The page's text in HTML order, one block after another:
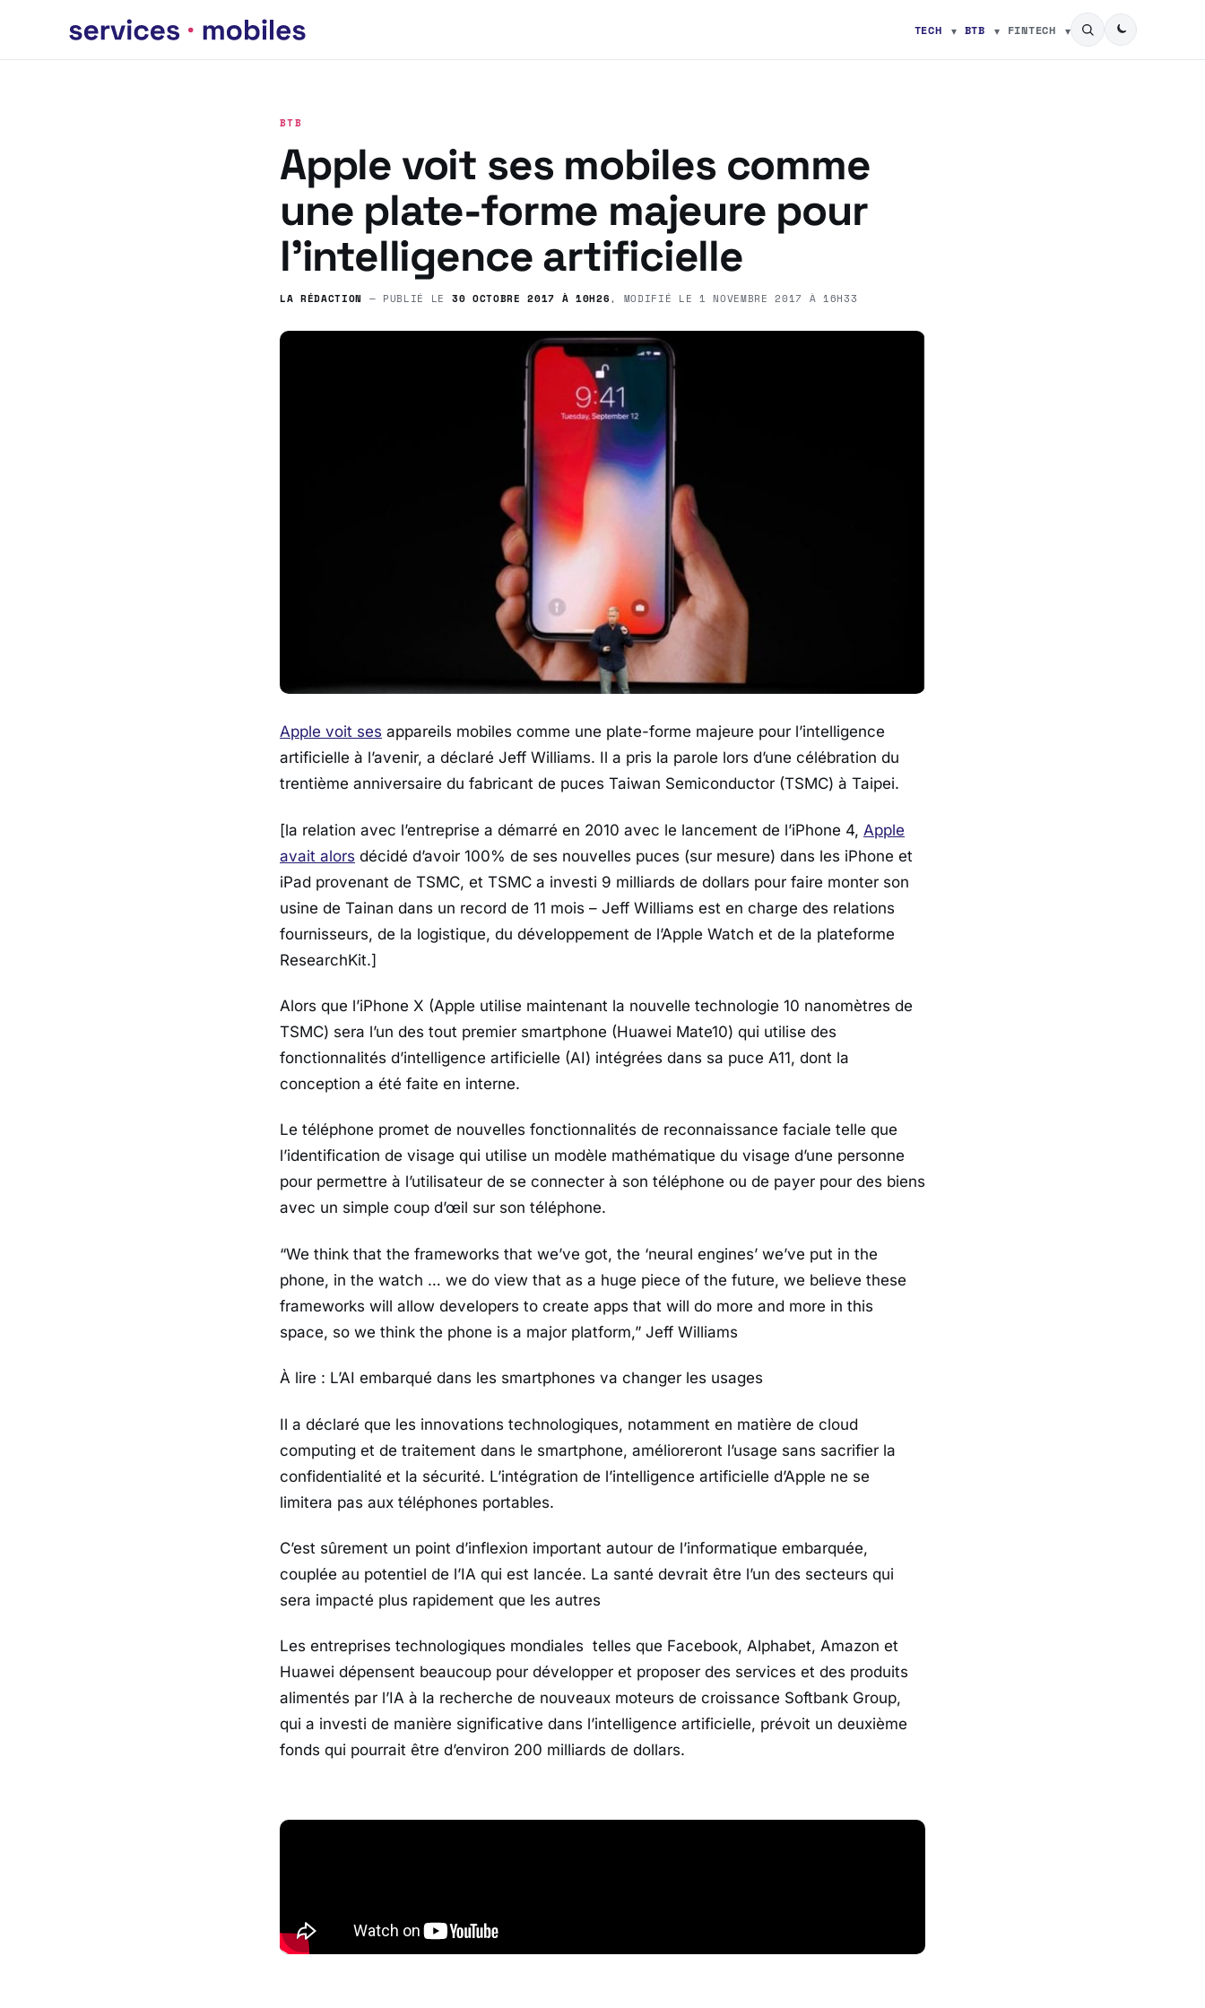
TECH BTB FINTECH
BTB
Apple voit ses mobiles comme
une plate-forme majeure pour
l’intelligence artificielle
LA RÉDACTION — PUBLIÉ LE 30 OCTOBRE 2017 À 10H26, MODIFIÉ LE1 NOVEMBRE 2017 À 16H33
Apple voit ses appareils mobiles comme une plate-forme majeure pour l’intelligence
artificielle à l’avenir, a déclaré Jeff Williams. Il a pris la parole lors d’une célébration du
trentième anniversaire du fabricant de puces Taiwan Semiconductor (TSMC) à Taipei.
[la relation avec l’entreprise a démarré en 2010 avec le lancement de l’iPhone 4, Apple
avait alors décidé d’avoir 100% de ses nouvelles puces (sur mesure) dans les iPhone et
iPad provenant de TSMC, et TSMC a investi 9 milliards de dollars pour faire monter son
usine de Tainan dans un record de 11 mois – Jeff Williams est en charge des relations
fournisseurs, de la logistique, du développement de l’Apple Watch et de la plateforme
ResearchKit.]
Alors que l’iPhone X (Apple utilise maintenant la nouvelle technologie 10 nanomètres de
TSMC) sera l’un des tout premier smartphone (Huawei Mate10) qui utilise des
fonctionnalités d’intelligence artificielle (AI) intégrées dans sa puce A11, dont la
conception a été faite en interne.
Le téléphone promet de nouvelles fonctionnalités de reconnaissance faciale telle que
l’identification de visage qui utilise un modèle mathématique du visage d’une personne
pour permettre à l’utilisateur de se connecter à son téléphone ou de payer pour des biens
avec un simple coup d’œil sur son téléphone.
“We think that the frameworks that we’ve got, the ‘neural engines’ we’ve put in the
phone, in the watch … we do view that as a huge piece of the future, we believe these
frameworks will allow developers to create apps that will do more and more in this
space, so we think the phone is a major platform,” Jeff Williams
À lire : L’AI embarqué dans les smartphones va changer les usages
Il a déclaré que les innovations technologiques, notamment en matière de cloud
computing et de traitement dans le smartphone, amélioreront l’usage sans sacrifier la
confidentialité et la sécurité. L’intégration de l’intelligence artificielle d’Apple ne se
limitera pas aux téléphones portables.
C’est sûrement un point d’inflexion important autour de l’informatique embarquée,
couplée au potentiel de l’IA qui est lancée. La santé devrait être l’un des secteurs qui
sera impacté plus rapidement que les autres
Les entreprises technologiques mondiales telles que Facebook, Alphabet, Amazon et
Huawei dépensent beaucoup pour développer et proposer des services et des produits
alimentés par l’IA à la recherche de nouveaux moteurs de croissance Softbank Group,
qui a investi de manière significative dans l’intelligence artificielle, prévoit un deuxième
fonds qui pourrait être d’environ 200 milliards de dollars.